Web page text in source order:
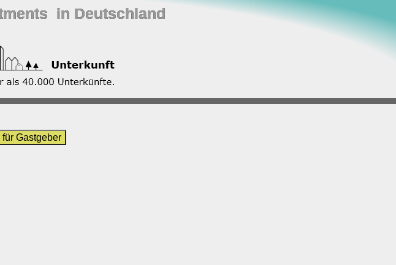
in Deutschland
für Gastgeber